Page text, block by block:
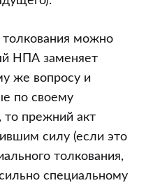
толкования можно
НПА заменяет
же вопросу и
по своему
прежний акт
силу (если это
толкования,
специальному